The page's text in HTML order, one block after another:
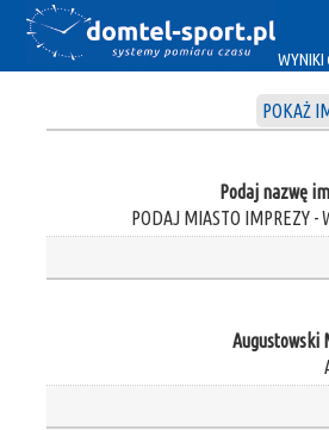
WYNIKI
POKAŻ
Podaj nazwę
PODAJ MIASTO IMPREZY -
Augustowski